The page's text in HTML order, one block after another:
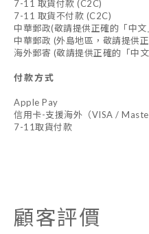
7-11 取貨付款 (C2C)
7-11 取貨不付款 (C2C)
中華郵政(敬請提供正確的「中
中華郵政 (外島地區，敬請提供
海外郵寄 (敬請提供正確的「中
付款方式
Apple Pay
信用卡-支援海外（VISA /
7-11取貨付款
顧客評價